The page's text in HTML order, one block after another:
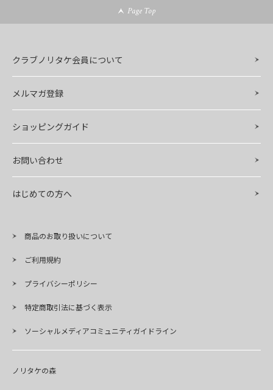
Page Top
クラブノリタケ会員について
メルマガ登録
ショッピングガイド
お問い合わせ
はじめての方へ
商品のお取り扱いについて
ご利用規約
プライバシーポリシー
特定商取引法に基づく表示
ソーシャルメディアコミュニティガイドライン
ノリタケの森